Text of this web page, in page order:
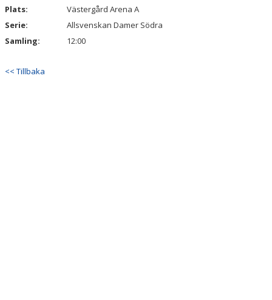
MATCHER
LAGETS FACEBOOK-SIDA
Plats:
Västergård Arena A
Serie:
Allsvenskan Damer Södra
Samling:
12:00
<< Tillbaka